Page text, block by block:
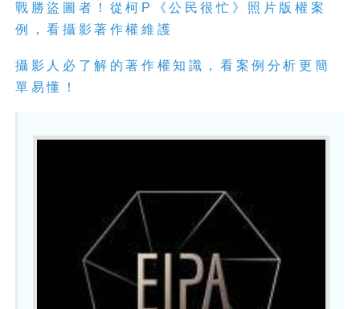
戰勝盜圖者！從柯P《公民很忙》照片版權案
例，看攝影著作權維護
攝影人必了解的著作權知識，看案例分析更簡
單易懂！